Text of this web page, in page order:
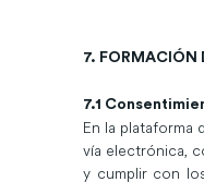
7. FORMACIÓN
7.1
En la
vía electrónica,
y cumplir con